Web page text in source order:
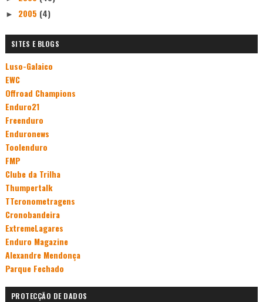
► 2005 (4)
SITES E BLOGS
Luso-Galaico
EWC
Offroad Champions
Enduro21
Freenduro
Enduronews
Toolenduro
FMP
Clube da Trilha
Thumpertalk
TTcronometragens
Cronobandeira
ExtremeLagares
Enduro Magazine
Alexandre Mendonça
Parque Fechado
PROTECÇÃO DE DADOS